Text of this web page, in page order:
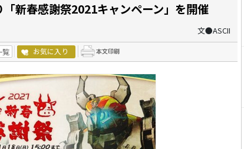
新春感謝祭2021キャンペーン」を開催
文●ASCII
覧 お気に入り